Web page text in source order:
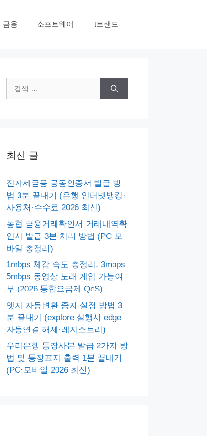
금융 소프트웨어 it트랜드
색:
최신 글
전자세금용 공동인증서 발급 방
법 3분 끝내기 (은행 인터넷뱅킹·
사용처·수수료 2026 최신)
농협 금융거래확인서 거래내역확
인서 발급 3분 처리 방법 (PC·모
바일 총정리)
1mbps 체감 속도 총정리, 3mbps
5mbps 동영상 노래 게임 가능여
부 (2026 통합요금제 QoS)
엣지 자동변환 중지 설정 방법 3
분 끝내기 (explore 실행시 edge
자동연결 해제·레지스트리)
우리은행 통장사본 발급 2가지 방
법 및 통장표지 출력 1분 끝내기
(PC·모바일 2026 최신)